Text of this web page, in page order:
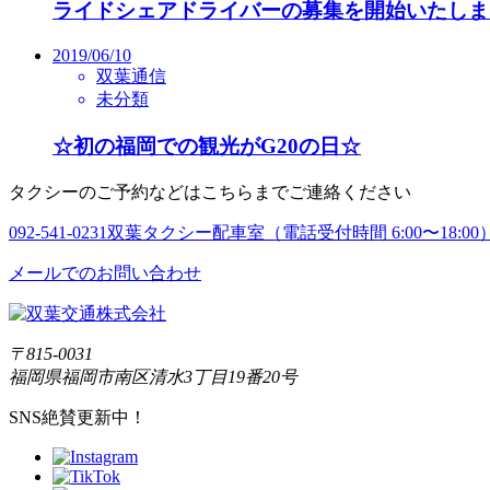
ライドシェアドライバーの募集を開始いたし
2019/06/10
双葉通信
未分類
☆初の福岡での観光がG20の日☆
タクシーのご予約などはこちらまでご連絡ください
092-541-0231双葉タクシー配車室（電話受付時間 6:00〜18:00
メールでのお問い合わせ
〒815-0031
福岡県福岡市南区清水3丁目19番20号
SNS絶賛更新中！